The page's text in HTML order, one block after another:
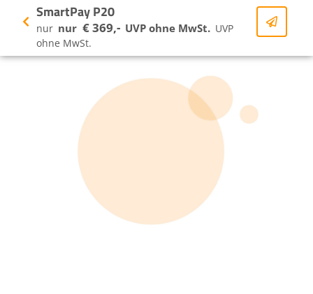
SmartPay P20
nur nur € 369,- UVP ohne MwSt. UVP
ohne MwSt.